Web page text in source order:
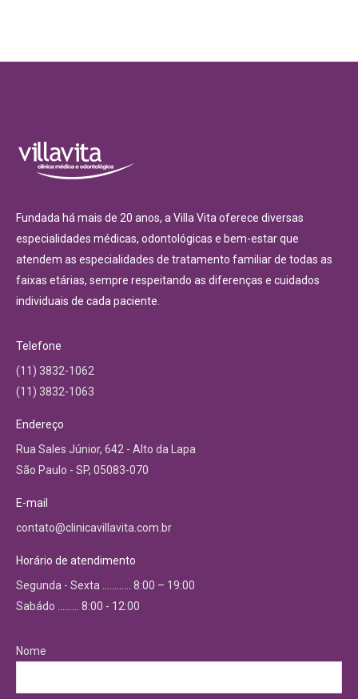
Fundada há mais de 20 anos, a Villa Vita oferece diversas
especialidades médicas, odontológicas e bem-estar que
atendem as especialidades de tratamento familiar de todas as
faixas etárias, sempre respeitando as diferenças e cuidados
individuais de cada paciente.
Telefone
(11) 3832-1062
(11) 3832-1063
Endereço
Rua Sales Júnior, 642 - Alto da Lapa
São Paulo - SP, 05083-070
E-mail
contato@clinicavillavita.com.br
Horário de atendimento
Segunda - Sexta ………… 8:00 – 19:00
Sabádo ……… 8:00 - 12:00
Nome